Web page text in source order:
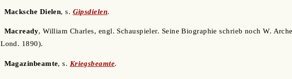
Macksche Dielen, s. Gipsdielen.
Macready, William Charles, engl. Schauspieler. Seine Biographie schrieb noch W.
Lond. 1890).
Magazinbeamte, s. Kriegsbeamte.